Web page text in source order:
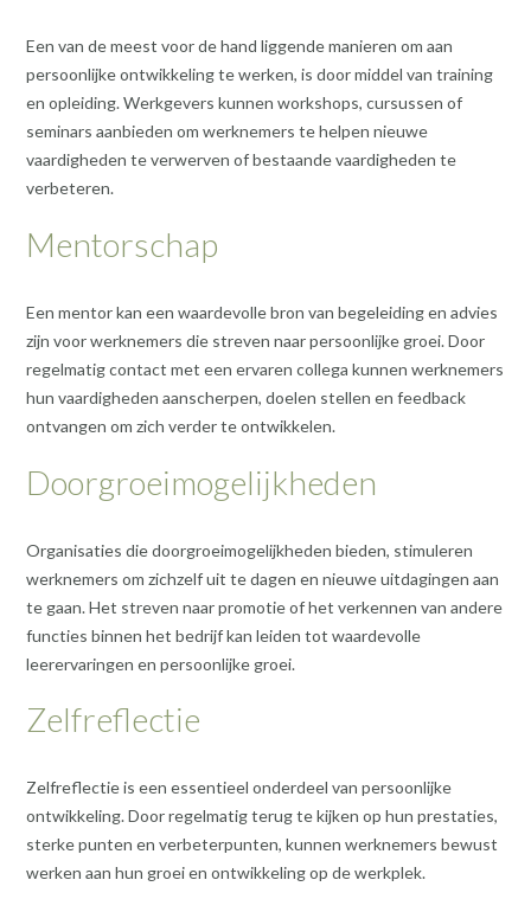
Een van de meest voor de hand liggende manieren om aan
persoonlijke ontwikkeling te werken, is door middel van training
en opleiding. Werkgevers kunnen workshops, cursussen of
seminars aanbieden om werknemers te helpen nieuwe
vaardigheden te verwerven of bestaande vaardigheden te
verbeteren.
Mentorschap
Een mentor kan een waardevolle bron van begeleiding en advies
zijn voor werknemers die streven naar persoonlijke groei. Door
regelmatig contact met een ervaren collega kunnen werknemers
hun vaardigheden aanscherpen, doelen stellen en feedback
ontvangen om zich verder te ontwikkelen.
Doorgroeimogelijkheden
Organisaties die doorgroeimogelijkheden bieden, stimuleren
werknemers om zichzelf uit te dagen en nieuwe uitdagingen aan
te gaan. Het streven naar promotie of het verkennen van andere
functies binnen het bedrijf kan leiden tot waardevolle
leerervaringen en persoonlijke groei.
Zelfreflectie
Zelfreflectie is een essentieel onderdeel van persoonlijke
ontwikkeling. Door regelmatig terug te kijken op hun prestaties,
sterke punten en verbeterpunten, kunnen werknemers bewust
werken aan hun groei en ontwikkeling op de werkplek.